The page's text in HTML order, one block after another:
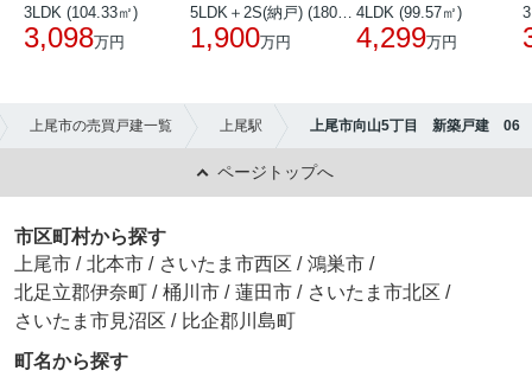
3LDK (104.33㎡)
3,098万円 1,900万円
4LDK (99.57㎡)
4,299万円
上尾市の売買戸建一覧 上尾駅 上尾市向山5丁目 新築戸建 06
ページトップへ
市区町村から探す
上尾市 / 北本市 / さいたま市西区 / 鴻巣市 /
北足立郡伊奈町 / 桶川市 / 蓮田市 / さいたま市北区 /
さいたま市見沼区 / 比企郡川島町
町名から探す